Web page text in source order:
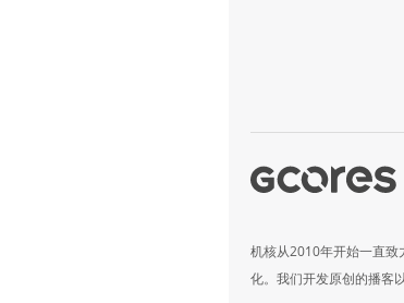
机核从2010年开始一直致
化。我们开发原创的播客